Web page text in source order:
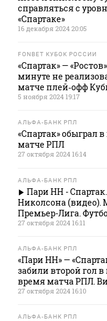
справляться с
«Спартаке»
16 декабря 2024 20:05
FONBET КУБОК РОССИИ
«Спартак» —
минуте не
матче плей‑офф
5 ноября 2024 19:17
АЛЬФА-БАНК РПЛ
«Спартак» обыграл
матче РПЛ
27 октября 2024 16:14
АЛЬФА-БАНК РПЛ
Пари НН -
Николсона (видео).
Премьер-Лига.
27 октября 2024 16:11
АЛЬФА-БАНК РПЛ
«Пари НН» —
забили второй гол
время матча РПЛ.
27 октября 2024 16:10
АЛЬФА-БАНК РПЛ